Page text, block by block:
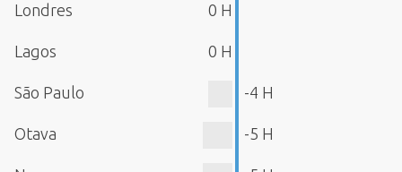
Londres 0 H
Lagos 0 H
São Paulo -4 H
Otava -5 H